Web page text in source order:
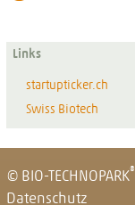
Links
startupticker.ch
Swiss Biotech
© BIO-TECHNOPARK®
Datenschutz